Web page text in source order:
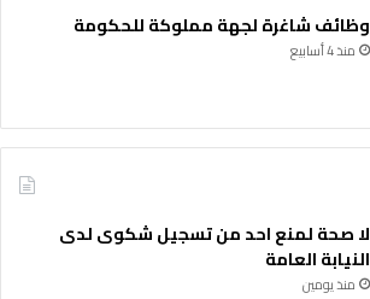
وظائف شاغرة لجهة مملوكة للحكومة
منذ 4 أسابيع
لا صحة لمنع احد من تسجيل شكوى لدى
النيابة العامة
منذ يومين